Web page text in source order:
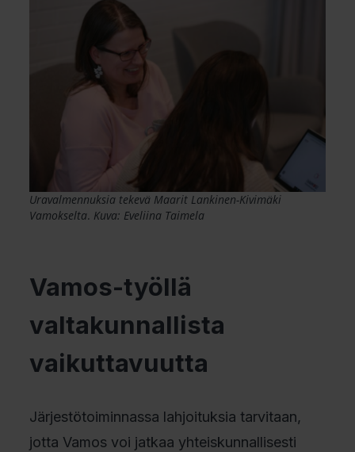
Uravalmennuksia tekevä Maarit Lankinen-Kivimäki
Vamokselta. Kuva: Eveliina Taimela
Vamos-työllä
valtakunnallista
vaikuttavuutta
Järjestötoiminnassa lahjoituksia tarvitaan,
jotta Vamos voi jatkaa yhteiskunnallisesti